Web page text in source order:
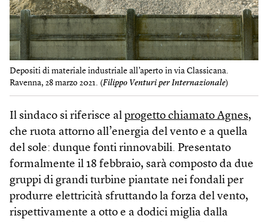
Depositi di materiale industriale all’aperto in via Classicana.
Ravenna, 28 marzo 2021. (Filippo Venturi per Internazionale)
Il sindaco si riferisce al progetto chiamato Agnes,
che ruota attorno all’energia del vento e a quella
del sole: dunque fonti rinnovabili. Presentato
formalmente il 18 febbraio, sarà composto da due
gruppi di grandi turbine piantate nei fondali per
produrre elettricità sfruttando la forza del vento,
rispettivamente a otto e a dodici miglia dalla